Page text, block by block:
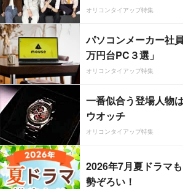
オリコンタイアップ特集
パソコンメーカー社
万円台PC３選」
オリコンタイアップ特集
一番似合う登場人物
ウオッチ
オリコンタイアップ特集
2026年7月夏ドラマ
勢ぞろい！